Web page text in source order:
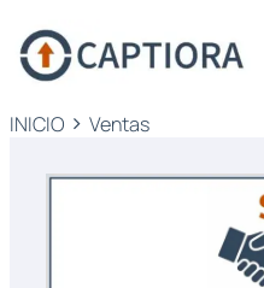
INICIO Ventas